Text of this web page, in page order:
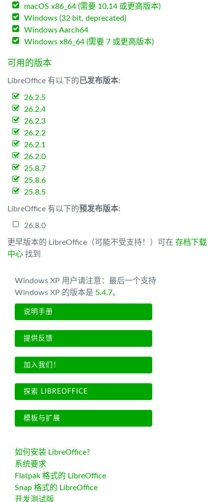
macOS x86_64 (需要 10.14 或更高版本)
Windows (32 bit, deprecated)
Windows Aarch64
Windows x86_64 (需要 7 或更高版本)
可用的版本
LibreOffice 有以下的已发布版本:
26.2.5
26.2.4
26.2.3
26.2.2
26.2.1
26.2.0
25.8.7
25.8.6
25.8.5
LibreOffice 有以下的预发布版本:
26.8.0
更早版本的 LibreOffice（可能不受支持！）可在 存档下载
中心 找到
Windows XP 用户请注意：最后一个支持
Windows XP 的版本是 5.4.7。
说明手册
提供反馈
加入我们！
探索 LIBREOFFICE
模板与扩展
如何安装 LibreOffice?
系统要求
Flatpak 格式的 LibreOffice
Snap 格式的 LibreOffice
开发测试版